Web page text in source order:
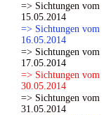
=> Sichtungen vom
15.05.2014
=> Sichtungen vom
16.05.2014
=> Sichtungen vom
17.05.2014
=> Sichtungen vom
30.05.2014
=> Sichtungen vom
31.05.2014